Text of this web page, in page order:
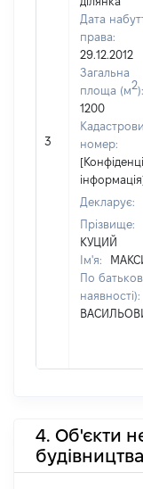
3
Дата
права:
29.12.2012
Загальна
площа (м2):
1200
номер:
Декларує:
Прізвище:
КУЦИЙ
Ім'я:
По
наявності):
4. Об'єкти
будівництва